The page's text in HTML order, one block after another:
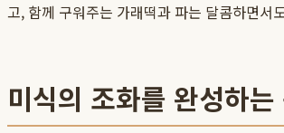
고, 함께 구워주는 가래떡과 파는 달콤하면서
미식의 조화를 완성하